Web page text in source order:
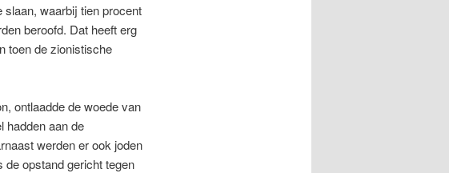
waarbij tien procent
beroofd. Dat heeft erg
toen de zionistische
ontlaadde de woede van
hadden aan de
werden er ook joden
opstand gericht tegen